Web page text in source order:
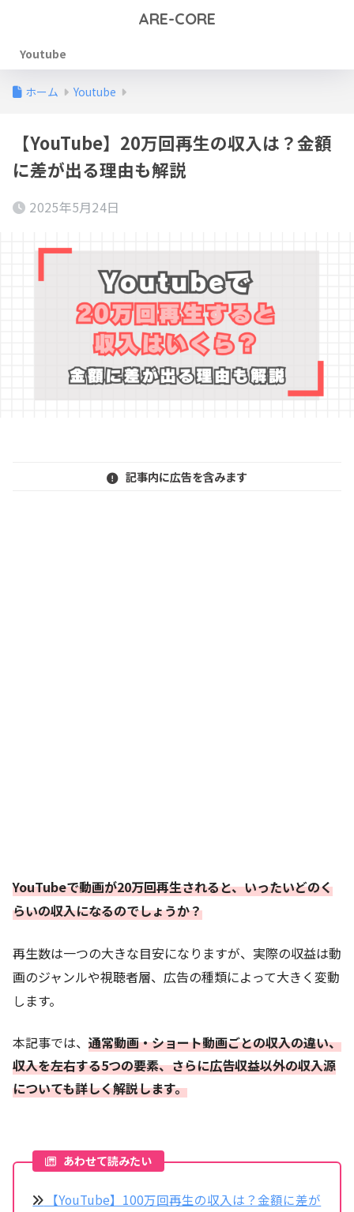
ARE-CORE
Youtube
ホーム Youtube
【YouTube】20万回再生の収入は？金額
に差が出る理由も解説
2025年5月24日
記事内に広告を含みます
YouTubeで動画が20万回再生されると、いったいどのく
らいの収入になるのでしょうか？
再生数は一つの大きな目安になりますが、実際の収益は動
画のジャンルや視聴者層、広告の種類によって大きく変動
します。
本記事では、 通常動画・ショート動画ごとの収入の違い、
収入を左右する5つの要素、さらに広告収益以外の収入源
についても詳しく解説します。
あわせて読みたい
【YouTube】100万回再生の収入は？金額に差が